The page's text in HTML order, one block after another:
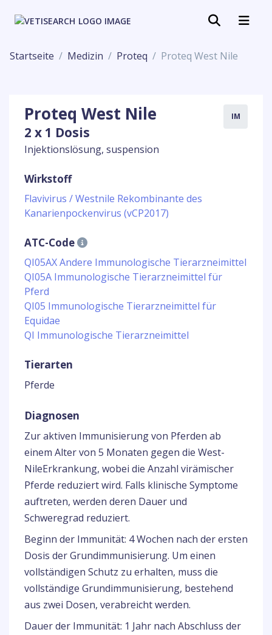
Startseite Medizin Proteq Proteq West Nile
Proteq West Nile
2 x 1 Dosis
Injektionslösung, suspension
IM
Wirkstoff
Flavivirus / Westnile Rekombinante des
Kanarienpockenvirus (vCP2017)
ATC-Code
QI05AX Andere Immunologische Tierarzneimittel
QI05A Immunologische Tierarzneimittel für
Pferd
QI05 Immunologische Tierarzneimittel für
Equidae
QI Immunologische Tierarzneimittel
Tierarten
Pferde
Diagnosen
Zur aktiven Immunisierung von Pferden ab
einem Alter von 5 Monaten gegen die West-
NileErkrankung, wobei die Anzahl virämischer
Pferde reduziert wird. Falls klinische Symptome
auftreten, werden deren Dauer und
Schweregrad reduziert.
Beginn der Immunität: 4 Wochen nach der ersten
Dosis der Grundimmunisierung. Um einen
vollständigen Schutz zu erhalten, muss die
vollständige Grundimmunisierung, bestehend
aus zwei Dosen, verabreicht werden.
Dauer der Immunität: 1 Jahr nach Abschluss der